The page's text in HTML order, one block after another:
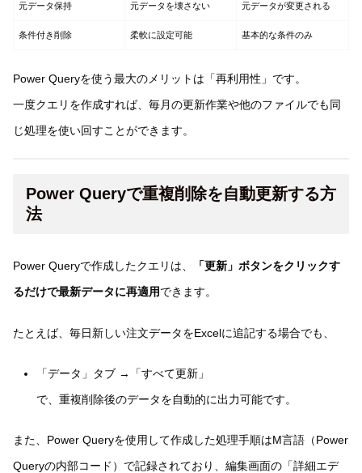
元データ保持 元データを壊さない 元データが変更される
条件付き削除 柔軟に設定可能 基本的な条件のみ
Power Queryを使う最大のメリットは「再利用性」です。
一度クエリを作成すれば、毎月の更新作業や他のファイルでも同
じ処理を使い回すことができます。
Power Queryで重複削除を自動更新する方
法
Power Queryで作成したクエリは、
「更新」ボタンをクリックす
るだけで最新データに再適用できます。
たとえば、毎日新しい注文データをExcelに追記する場合でも、
「データ」タブ →「すべて更新」
で、重複削除後のデータを自動的に出力可能です。
また、Power Queryを使用して作成した処理手順はM言語（Power
Queryの内部コード）で記録されており、編集画面の「詳細エデ